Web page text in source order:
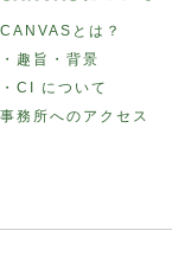
CANVASとは？
・趣旨・背景
・CI について
事務所へのアクセス